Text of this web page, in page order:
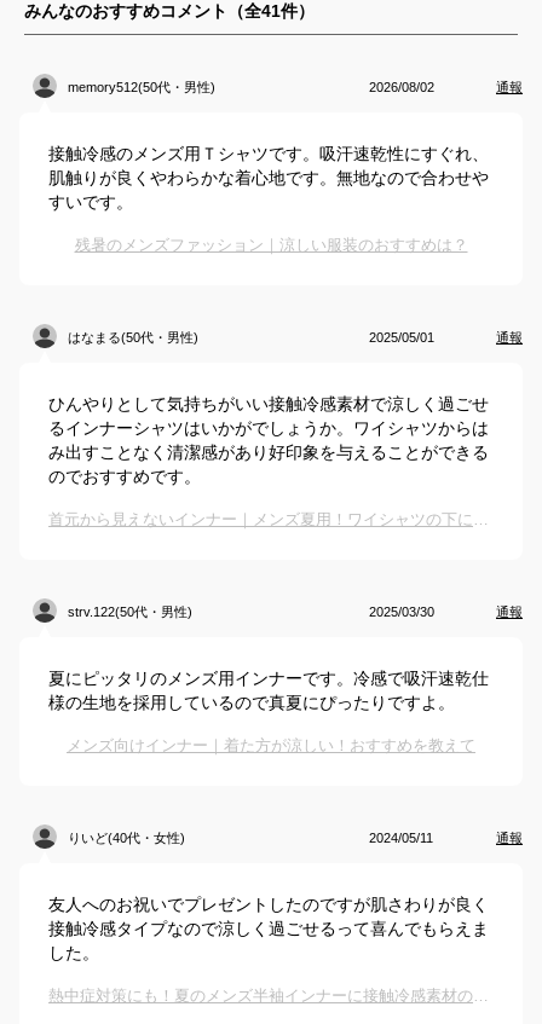
みんなのおすすめコメント（全41件）
memory512(50代・男性) 2026/08/02 通報
接触冷感のメンズ用Ｔシャツです。吸汗速乾性にすぐれ、
肌触りが良くやわらかな着心地です。無地なので合わせや
すいです。
残暑のメンズファッション｜涼しい服装のおすすめは？
はなまる(50代・男性) 2025/05/01 通報
ひんやりとして気持ちがいい接触冷感素材で涼しく過ごせ
るインナーシャツはいかがでしょうか。ワイシャツからは
み出すことなく清潔感があり好印象を与えることができる
のでおすすめです。
首元から見えないインナー｜メンズ夏用！ワイシャツの下に着る肌着のおすすめは？
strv.122(50代・男性) 2025/03/30 通報
夏にピッタリのメンズ用インナーです。冷感で吸汗速乾仕
様の生地を採用しているので真夏にぴったりですよ。
メンズ向けインナー｜着た方が涼しい！おすすめを教えて
りいど(40代・女性) 2024/05/11 通報
友人へのお祝いでプレゼントしたのですが肌さわりが良く
接触冷感タイプなので涼しく過ごせるって喜んでもらえま
した。
熱中症対策にも！夏のメンズ半袖インナーに接触冷感素材のおすすめを教えて！